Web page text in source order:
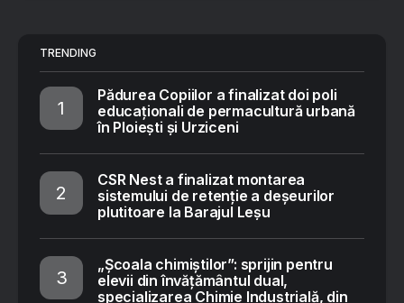
TRENDING
Pădurea Copiilor a finalizat doi poli
educaționali de permacultură urbană
în Ploiești și Urziceni
CSR Nest a finalizat montarea
sistemului de retenție a deșeurilor
plutitoare la Barajul Leșu
„Școala chimiștilor”: sprijin pentru
elevii din învățământul dual,
specializarea Chimie Industrială, din